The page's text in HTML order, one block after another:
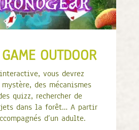
OUTDOOR
vous devrez
des mécanismes
quizz, rechercher de
dans la forêt… A partir
d’un adulte.